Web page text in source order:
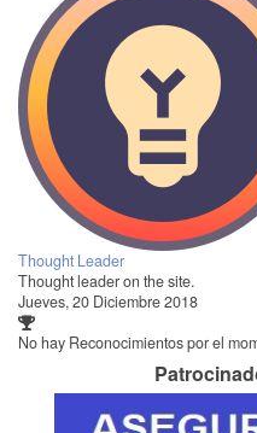
Thought Leader
Thought leader on the site.
Jueves, 20 Diciembre 2018
No hay Reconocimientos por el